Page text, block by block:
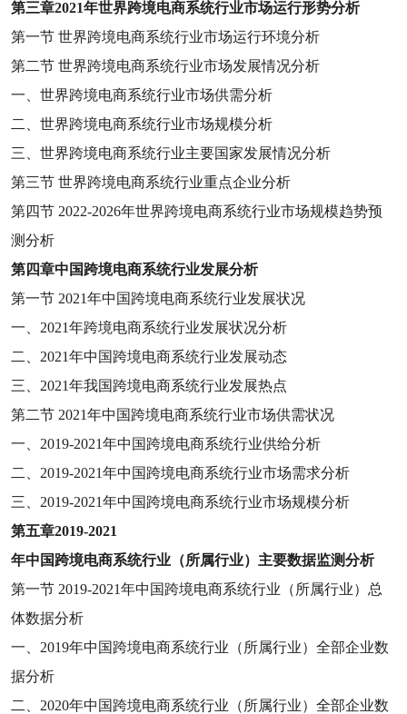
第三章2021年世界跨境电商系统行业市场运行形势分析
第一节 世界跨境电商系统行业市场运行环境分析
第二节 世界跨境电商系统行业市场发展情况分析
一、世界跨境电商系统行业市场供需分析
二、世界跨境电商系统行业市场规模分析
三、世界跨境电商系统行业主要国家发展情况分析
第三节 世界跨境电商系统行业重点企业分析
第四节 2022-2026年世界跨境电商系统行业市场规模趋势预
测分析
第四章中国跨境电商系统行业发展分析
第一节 2021年中国跨境电商系统行业发展状况
一、 2021年跨境电商系统行业发展状况分析
二、 2021年中国跨境电商系统行业发展动态
三、 2021年我国跨境电商系统行业发展热点
第二节 2021年中国跨境电商系统行业市场供需状况
一、 2019-2021年中国跨境电商系统行业供给分析
二、 2019-2021年中国跨境电商系统行业市场需求分析
三、 2019-2021年中国跨境电商系统行业市场规模分析
第五章2019-2021
年中国跨境电商系统行业（所属行业）主要数据监测分析
第一节 2019-2021年中国跨境电商系统行业（所属行业）总
体数据分析
一、 2019年中国跨境电商系统行业（所属行业）全部企业数
据分析
二、 2020年中国跨境电商系统行业（所属行业）全部企业数